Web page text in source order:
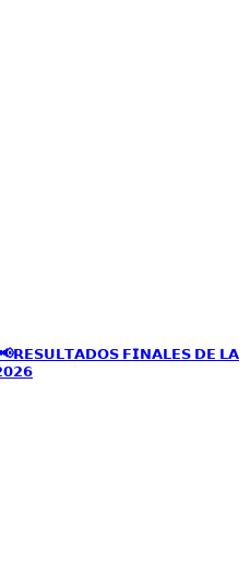
𝗙𝗜𝗡𝗔𝗟𝗘𝗦 𝗗𝗘 𝗟𝗔